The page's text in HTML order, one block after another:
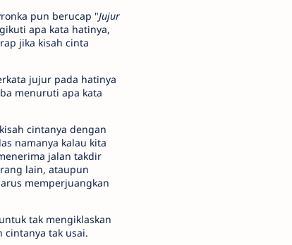
pun berucap "Jujur
apa kata hatinya,
jika kisah cinta
jujur pada hatinya
menuruti apa kata
cintanya dengan
namanya kalau kita
jalan takdir
lain, ataupun
memperjuangkan
tak mengiklaskan
cintanya tak usai.